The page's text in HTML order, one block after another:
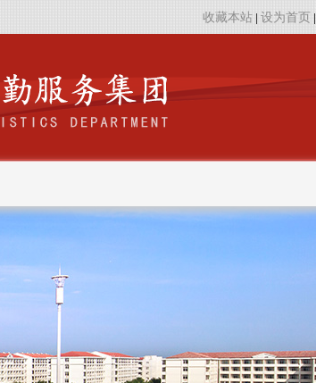
收藏本站 设为首页